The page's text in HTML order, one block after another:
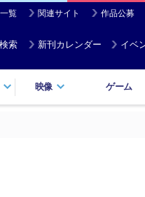
覧 関連サイト 作品公募
索 新刊カレンダー イベ
映像 ゲーム